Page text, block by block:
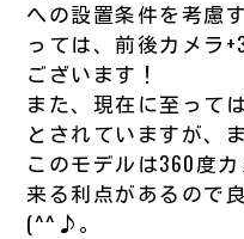
への設置条件を考慮
っては、前後カメラ
ございます！
また、現在に至っては
とされていますが、
このモデルは360度
来る利点があるので
(^^♪。